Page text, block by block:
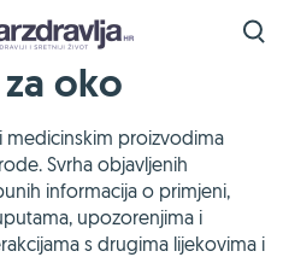
oko
medicinskim proizvodima
Svrha objavljenih
informacija o primjeni,
upozorenjima i
s drugima lijekovima i